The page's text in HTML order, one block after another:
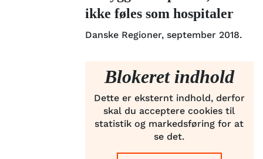
ikke føles som hospitaler
Danske Regioner, september 2018.
Blokeret indhold
Dette er eksternt indhold, derfor
skal du acceptere cookies til
statistik og markedsføring for at
se det.